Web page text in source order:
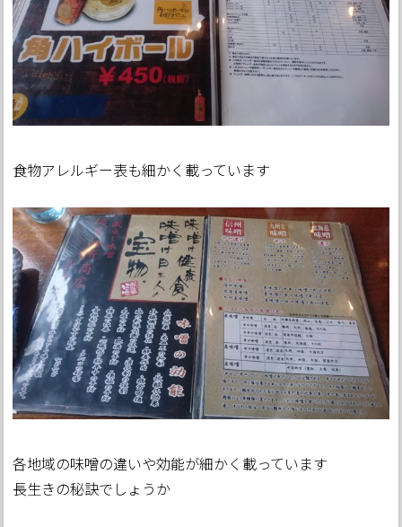
食物アレルギー表も細かく載っています
各地域の味噌の違いや効能が細かく載っています
長生きの秘訣でしょうか